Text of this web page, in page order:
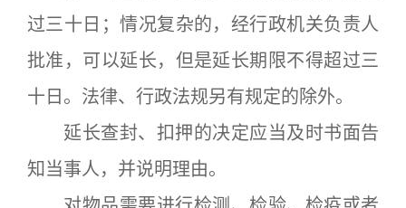
过三十日；情况复杂的，经行政机关负责人
批准，可以延长，但是延长期限不得超过三
十日。法律、行政法规另有规定的除外。
延长查封、扣押的决定应当及时书面告
知当事人，并说明理由。